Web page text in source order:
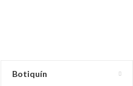
Botiquín